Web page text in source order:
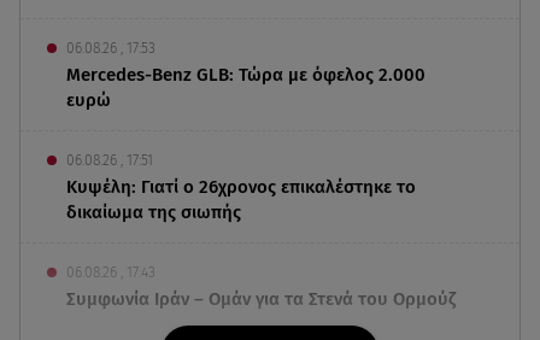
06.08.26 , 17:53
Mercedes-Benz GLB: Τώρα με όφελος 2.000
ευρώ
06.08.26 , 17:51
Κυψέλη: Γιατί ο 26χρονος επικαλέστηκε το
δικαίωμα της σιωπής
06.08.26 , 17:43
Συμφωνία Ιράν – Ομάν για τα Στενά του Ορμούζ